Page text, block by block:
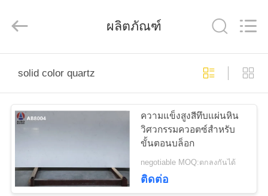
บ้าน
สินค้า
กับ
Material
Technology
Rights
ผลิตภัณฑ์
solid color quartz
ความแข็งสูงสีทึบแผ่นหิน
วิศวกรรมควอตซ์สำหรับ
ขั้นตอนบล็อก
negotiable MOQ:ตกลงกันได้
ติดต่อ